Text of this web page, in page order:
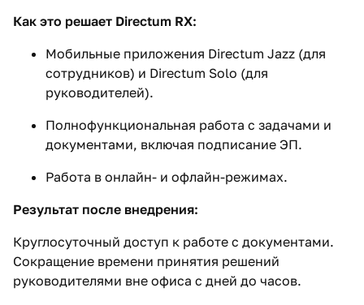
Как это решает Directum RX:
Мобильные приложения Directum Jazz (для
сотрудников) и Directum Solo (для
руководителей).
Полнофункциональная работа с задачами и
документами, включая подписание ЭП.
Работа в онлайн- и офлайн-режимах.
Результат после внедрения:
Круглосуточный доступ к работе с документами.
Сокращение времени принятия решений
руководителями вне офиса с дней до часов.